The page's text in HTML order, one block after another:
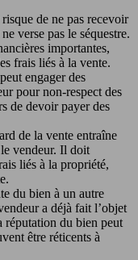
de ne pas recevoir
verse pas le séquestre.
importantes,
frais liés à la vente.
engager des
pour non-respect des
de devoir payer des
de la vente entraîne
le vendeur. Il doit
liés à la propriété,
du bien à un autre
a déjà fait l’objet
réputation du bien peut
être réticents à